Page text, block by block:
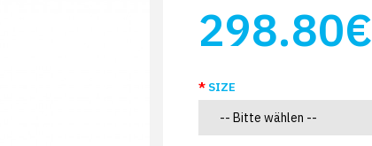
298.80€
SIZE